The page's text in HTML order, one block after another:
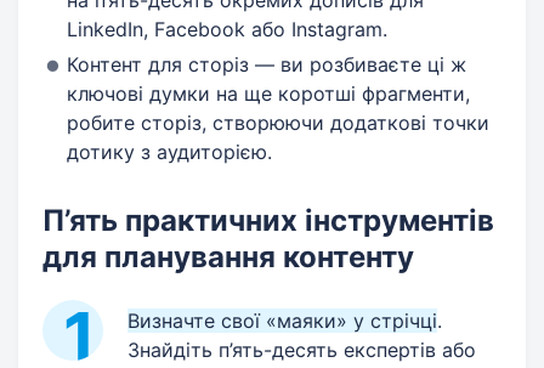
LinkedIn, Facebook або Instagram.
Контент для сторіз — ви розбиваєте ці ж
ключові думки на ще коротші фрагменти,
робите сторіз, створюючи додаткові точки
дотику з аудиторією.
П’ять практичних інструментів
для планування контенту
Визначте свої «маяки» у стрічці.
Знайдіть п’ять-десять експертів або